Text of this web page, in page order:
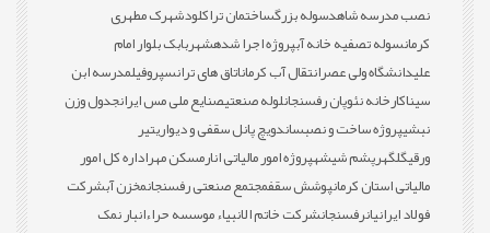
نصب مدرسه شاهدسوله بزرگساختمان تراکلودشهرک مطهری
کرمانسوله تصفیه خانه آبپروژه اجرا شدهشهربابک بلوار امام
علیدانشگاه ولی عصرانتقال آب کرماناتاق های ترانسپروفیلمدرسه ابن
سیناکارخانه نئوپان رفسنجانلوله صنعتیصنایع ملی مس ایرانجدول وزن
نبشیپروژه ساخت و نصبساندویچ پانل سقفی و دیواریتیر
ورقیگلگهرپشم شیشهپروژه امور مالیاتی انارمسکن مهراداره کل امور
مالیاتی استان کرمانپوشش سقفمجتمع صنعتی رفسنجانمخزن آبشرکت
فولاد ایرانیانرفسنجانشرکت خاتم الانبیاء موسسه حراءانبار نمک